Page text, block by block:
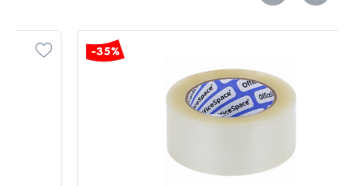
-35%